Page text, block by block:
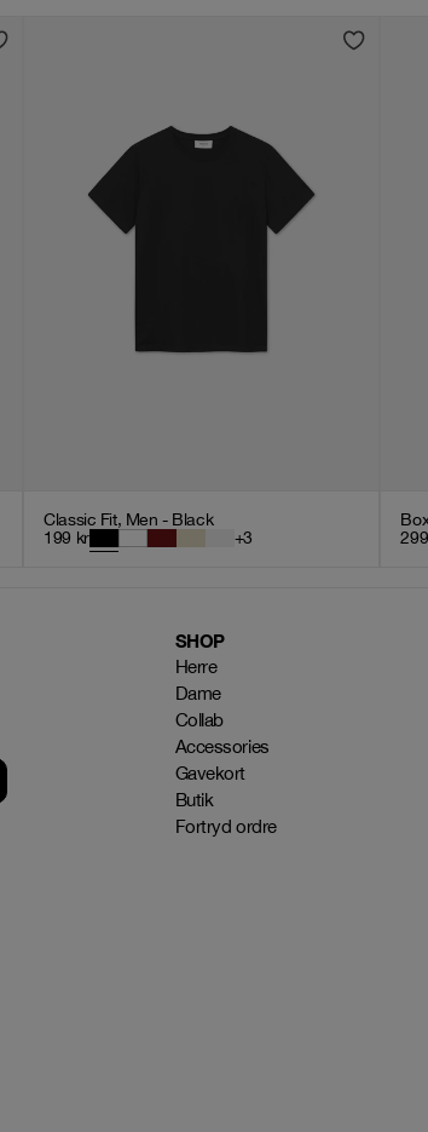
Classic Fit, Men - Black
199 kr +3
299
SHOP
Herre
Dame
Collab
Accessories
Gavekort
Butik
Fortryd ordre